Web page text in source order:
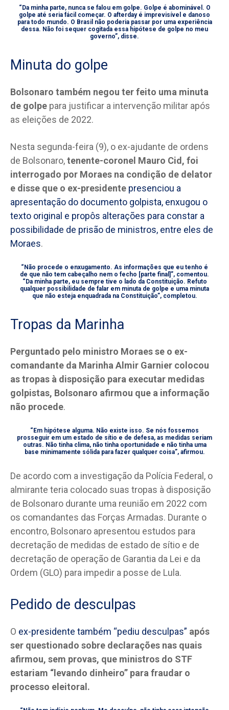
“Da minha parte, nunca se falou em golpe. Golpe é abominável. O
golpe até seria fácil começar. O afterday é imprevisível e danoso
para todo mundo. O Brasil não poderia passar por uma experiência
dessa. Não foi sequer cogitada essa hipótese de golpe no meu
governo”, disse.
Minuta do golpe
Bolsonaro também negou ter feito uma minuta
de golpe para justificar a intervenção militar após
as eleições de 2022.
Nesta segunda-feira (9), o ex-ajudante de ordens
de Bolsonaro,tenente-coronel Mauro Cid, foi
interrogado por Moraes na condição de delator
e disse que o ex-presidente presenciou a
apresentação do documento golpista, enxugou o
texto original e propôs alterações para constar a
possibilidade de prisão de ministros, entre eles de
Moraes.
“Não procede o enxugamento. As informações que eu tenho é
de que não tem cabeçalho nem o fecho [parte final]”, comentou.
“Da minha parte, eu sempre tive o lado da Constituição. Refuto
qualquer possibilidade de falar em minuta de golpe e uma minuta
que não esteja enquadrada na Constituição”, completou.
Tropas da Marinha
Perguntado pelo ministro Moraes se o ex-
comandante da Marinha Almir Garnier colocou
as tropas à disposição para executar medidas
golpistas, Bolsonaro afirmou que a informação
não procede.
“Em hipótese alguma. Não existe isso. Se nós fossemos
prosseguir em um estado de sítio e de defesa, as medidas seriam
outras. Não tinha clima, não tinha oportunidade e não tinha uma
base minimamente sólida para fazer qualquer coisa”, afirmou.
De acordo com a investigação da Polícia Federal, o
almirante teria colocado suas tropas à disposição
de Bolsonaro durante uma reunião em 2022 com
os comandantes das Forças Armadas. Durante o
encontro, Bolsonaro apresentou estudos para
decretação de medidas de estado de sítio e de
decretação de operação de Garantia da Lei e da
Ordem (GLO) para impedir a posse de Lula.
Pedido de desculpas
O ex-presidente também “pediu desculpas” após
ser questionado sobre declarações nas quais
afirmou, sem provas, que ministros do STF
estariam “levando dinheiro” para fraudar o
processo eleitoral.